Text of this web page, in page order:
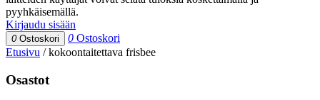
pyyhkäisemällä.
Kirjaudu sisään
0 Ostoskori 0 Ostoskori
Etusivu /kokoontaitettava frisbee
Osastot